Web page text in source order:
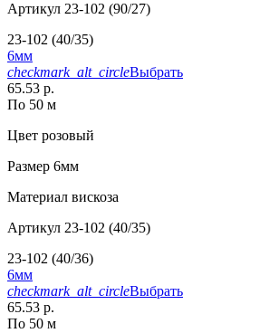
Артикул 23-102 (90/27)
23-102 (40/35)
6мм
checkmark_alt_circleВыбрать
65.53 р.
По 50 м
Цвет розовый
Размер 6мм
Материал вискоза
Артикул 23-102 (40/35)
23-102 (40/36)
6мм
checkmark_alt_circleВыбрать
65.53 р.
По 50 м